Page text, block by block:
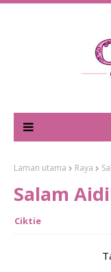
Laman utama Raya
Salam
Ciktie